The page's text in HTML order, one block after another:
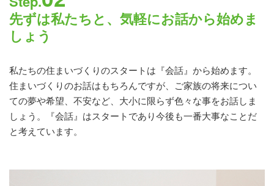
先ずは私たちと、気軽にお話から始めま
しょう
私たちの住まいづくりのスタートは『会話』から始めます。
住まいづくりのお話はもちろんですが、ご家族の将来につい
ての夢や希望、不安など、大小に限らず色々な事をお話しま
しょう。『会話』はスタートであり今後も一番大事なことだ
と考えています。